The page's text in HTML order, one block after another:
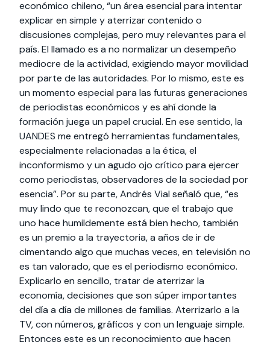
económico chileno, “un área esencial para intentar
explicar en simple y aterrizar contenido o
discusiones complejas, pero muy relevantes para el
país. El llamado es a no normalizar un desempeño
mediocre de la actividad, exigiendo mayor movilidad
por parte de las autoridades. Por lo mismo, este es
un momento especial para las futuras generaciones
de periodistas económicos y es ahí donde la
formación juega un papel crucial. En ese sentido, la
UANDES me entregó herramientas fundamentales,
especialmente relacionadas a la ética, el
inconformismo y un agudo ojo crítico para ejercer
como periodistas, observadores de la sociedad por
esencia”. Por su parte, Andrés Vial señaló que, “es
muy lindo que te reconozcan, que el trabajo que
uno hace humildemente está bien hecho, también
es un premio a la trayectoria, a años de ir de
cimentando algo que muchas veces, en televisión no
es tan valorado, que es el periodismo económico.
Explicarlo en sencillo, tratar de aterrizar la
economía, decisiones que son súper importantes
del día a día de millones de familias. Aterrizarlo a la
TV, con números, gráficos y con un lenguaje simple.
Entonces este es un reconocimiento que hacen